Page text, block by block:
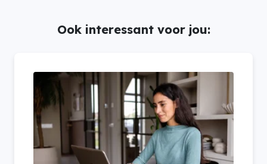
Ook interessant voor jou: